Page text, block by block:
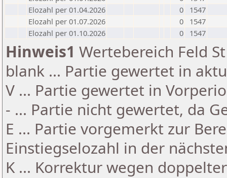
Elozahl per 01.04.2026
0
1547
Elozahl per 01.07.2026
0
1547
Elozahl per 01.10.2026
0 1547
Hinweis1 Wertebereich Feld
blank ... Partie gewertet in
V ... Partie gewertet in
- ... Partie nicht gewertet, da
E ... Partie vorgemerkt zur
Einstiegselozahl in der
K ... Korrektur wegen